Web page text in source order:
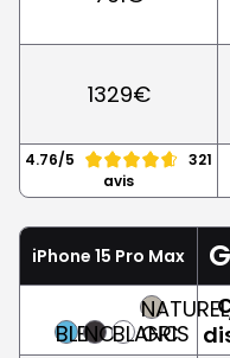
1329€
4.76/5
321
avis
iPhone 15 Pro Max
BLEUNOIRBLANC
GRIS